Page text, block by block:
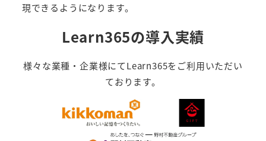
現できるようになります。
Learn365の導入実績
様々な業種・企業様にてLearn365をご利用いただい
ております。